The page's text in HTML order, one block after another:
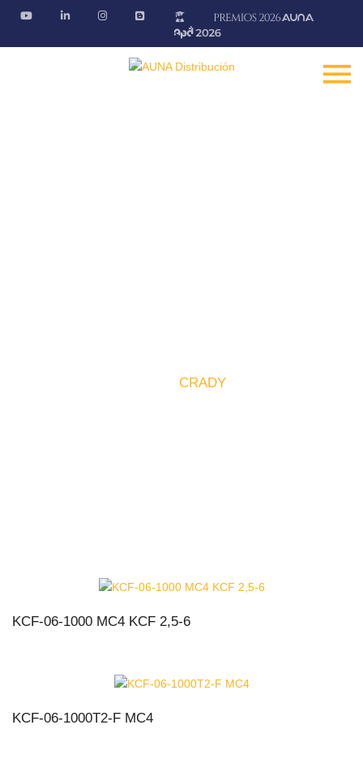
CRADY
KCF-06-1000 MC4 KCF 2,5-6
KCF-06-1000T2-F MC4